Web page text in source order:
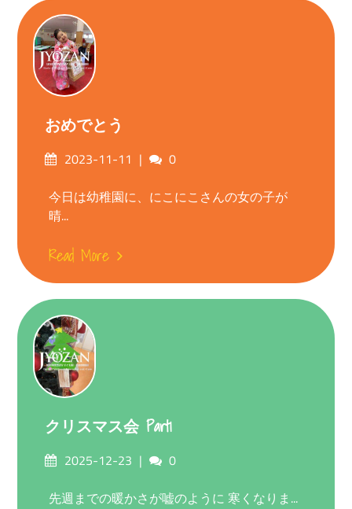
おめでとう
Posted2023-11-11 Comments
0
今日は幼稚園に、にこにこさんの女の子が
晴...
Read More
クリスマス会 Part1
Posted2025-12-23 Comments
0
先週までの暖かさが嘘のように 寒くなりま...